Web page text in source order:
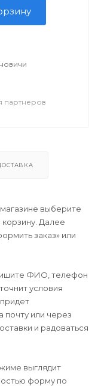
партнеров
выберите
Далее
заказ» или
ФИО, телефон
условия
или через
и радоваться
выглядит
форму по